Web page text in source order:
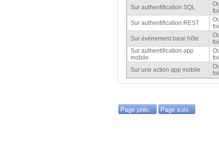
Sur authentification SQL
Sur authentification REST
Sur événement base hôte
Sur authentification app
mobile
Sur une action app mobile
Page préc. Page suiv.